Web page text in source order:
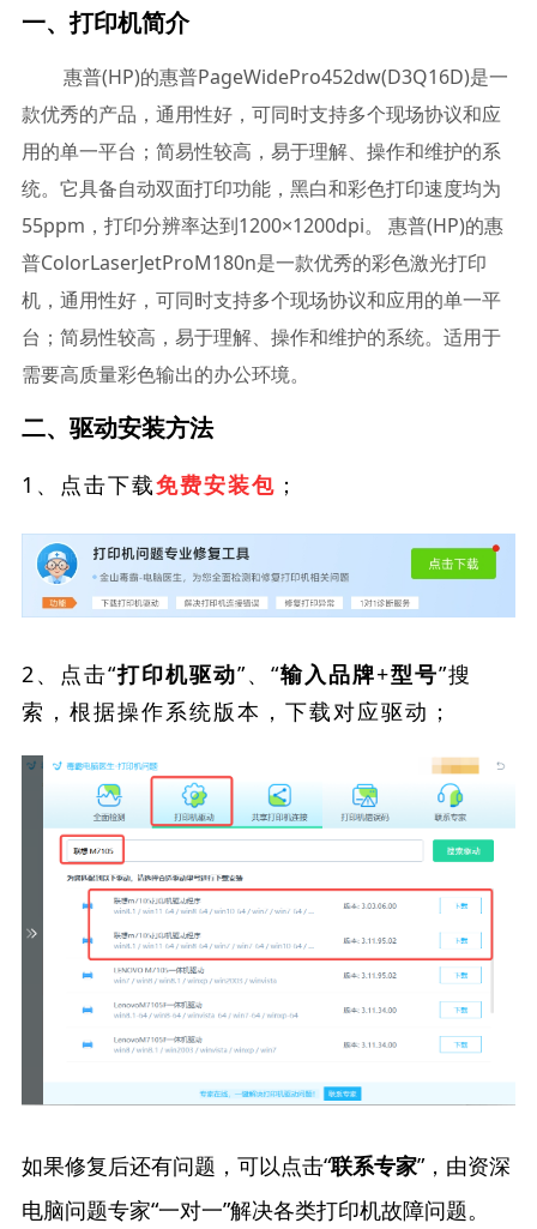
一、打印机简介
惠普(HP)的惠普PageWidePro452dw(D3Q16D)是一
款优秀的产品，通用性好，可同时支持多个现场协议和应
用的单一平台；简易性较高，易于理解、操作和维护的系
统。它具备自动双面打印功能，黑白和彩色打印速度均为
55ppm，打印分辨率达到1200×1200dpi。 惠普(HP)的惠
普ColorLaserJetProM180n是一款优秀的彩色激光打印
机，通用性好，可同时支持多个现场协议和应用的单一平
台；简易性较高，易于理解、操作和维护的系统。适用于
需要高质量彩色输出的办公环境。
二、驱动安装方法
1、点击下载免费安装包 ；
2、点击“打印机驱动”、“输入品牌+型号”搜
索，根据操作系统版本，下载对应驱动；
如果修复后还有问题，可以点击“联系专家”，由资深
电脑问题专家“一对一”解决各类打印机故障问题。